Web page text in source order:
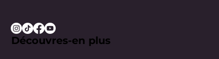
Découvres-en plus